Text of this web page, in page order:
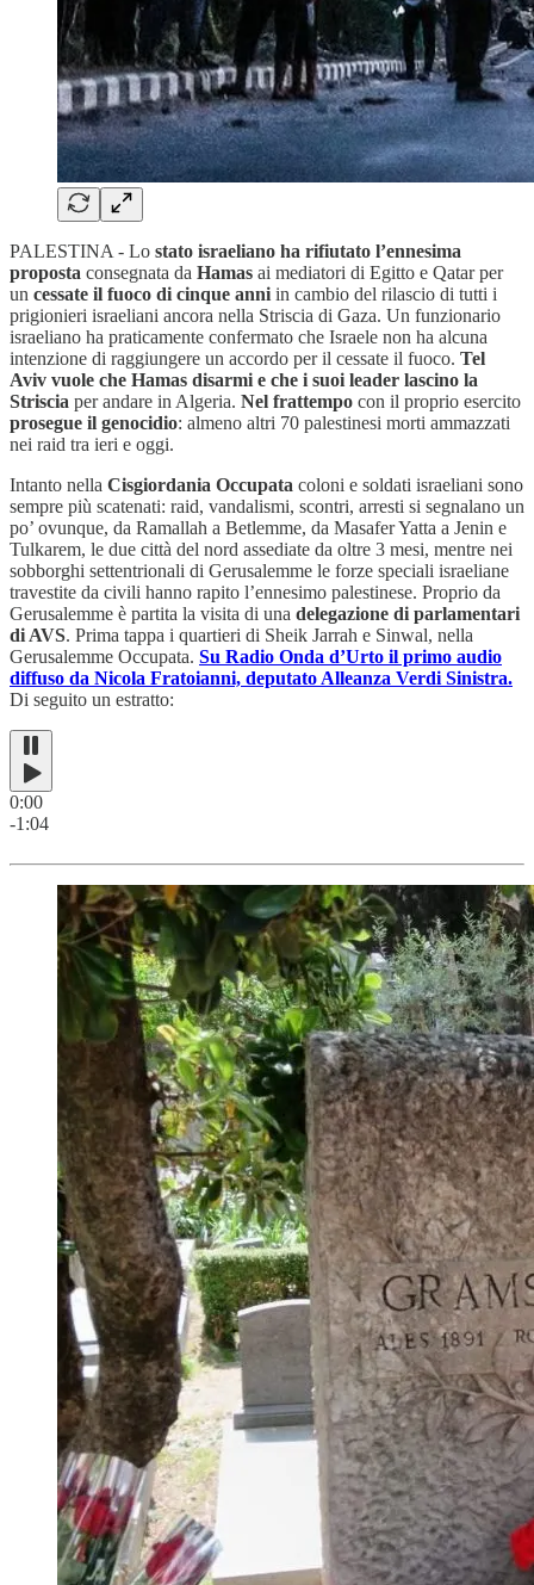
PALESTINA - Lo stato israeliano ha rifiutato l’ennesima
proposta consegnata da Hamas ai mediatori di Egitto e Qatar per
un cessate il fuoco di cinque anni in cambio del rilascio di tutti i
prigionieri israeliani ancora nella Striscia di Gaza. Un funzionario
israeliano ha praticamente confermato che Israele non ha alcuna
intenzione di raggiungere un accordo per il cessate il fuoco. Tel
Aviv vuole che Hamas disarmi e che i suoi leader lascino la
Striscia per andare in Algeria. Nel frattempo con il proprio esercito
prosegue il genocidio: almeno altri 70 palestinesi morti ammazzati
nei raid tra ieri e oggi.
Intanto nella Cisgiordania Occupata coloni e soldati israeliani sono
sempre più scatenati: raid, vandalismi, scontri, arresti si segnalano un
po’ ovunque, da Ramallah a Betlemme, da Masafer Yatta a Jenin e
Tulkarem, le due città del nord assediate da oltre 3 mesi, mentre nei
sobborghi settentrionali di Gerusalemme le forze speciali israeliane
travestite da civili hanno rapito l’ennesimo palestinese. Proprio da
Gerusalemme è partita la visita di una delegazione di parlamentari
di AVS. Prima tappa i quartieri di Sheik Jarrah e Sinwal, nella
Gerusalemme Occupata. Su Radio Onda d’Urto il primo audio
diffuso da Nicola Fratoianni, deputato Alleanza Verdi Sinistra.
Di seguito un estratto:
0:00
-1:04